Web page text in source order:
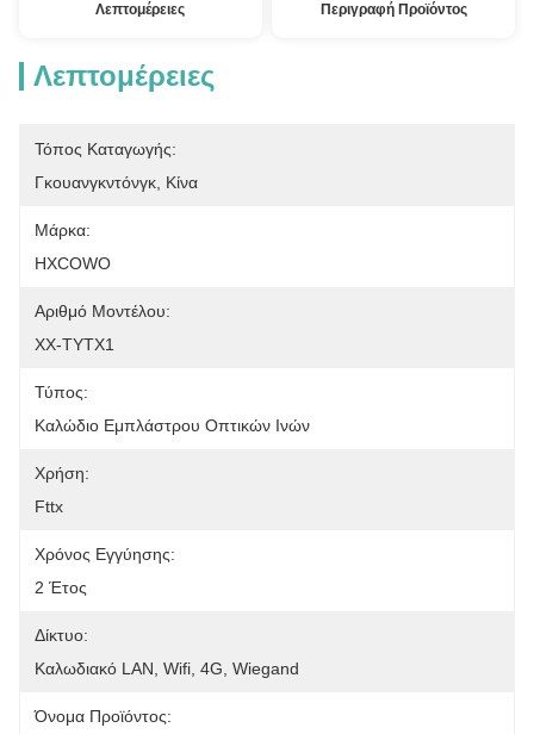
Λεπτομέρειες Περιγραφή Προϊόντος
Λεπτομέρειες
Τόπος Καταγωγής:
Γκουανγκντόνγκ, Κίνα
Μάρκα:
HXCOWO
Αριθμό Μοντέλου:
ΧΧ-TYTX1
Τύπος:
Καλώδιο Εμπλάστρου Οπτικών Ινών
Χρήση:
Fttx
Χρόνος Εγγύησης:
2 Έτος
Δίκτυο:
Καλωδιακό LAN, Wifi, 4G, Wiegand
Όνομα Προϊόντος: